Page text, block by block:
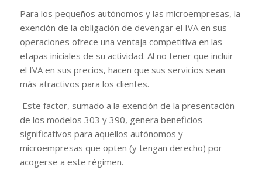
Para los pequeños autónomos y las microempresas, la
exención de la obligación de devengar el IVA en sus
operaciones ofrece una ventaja competitiva en las
etapas iniciales de su actividad. Al no tener que incluir
el IVA en sus precios, hacen que sus servicios sean
más atractivos para los clientes.
Este factor, sumado a la exención de la presentación
de los modelos 303 y 390, genera beneficios
significativos para aquellos autónomos y
microempresas que opten (y tengan derecho) por
acogerse a este régimen.